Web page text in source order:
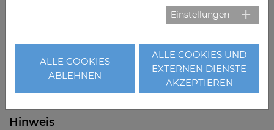
Die ärztliche Versorgung ist während des gesamten
Zeitraums selbstverständlich gewährleistet. Der einzige
Unterschied besteht darin, dass der professionelle
Austausch der Patientenanordnung mit den
Hinweis
Einstellungen
ALLE COOKIES
ABLEHNEN
ALLE COOKIES UND
EXTERNEN DIENSTE
AKZEPTIEREN